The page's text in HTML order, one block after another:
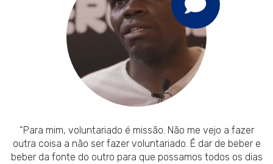
“Para mim, voluntariado é missão. Não me vejo a fazer
outra coisa a não ser fazer voluntariado. É dar de beber e
beber da fonte do outro para que possamos todos os dias